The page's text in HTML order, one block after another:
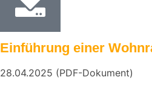
Einführung einer
28.04.2025 (PDF-Dokument)